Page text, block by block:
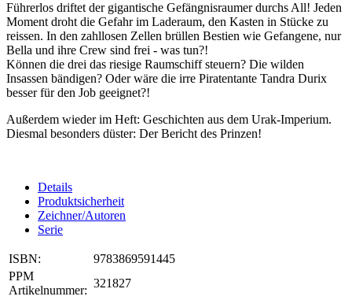
Führerlos driftet der gigantische Gefängnisraumer durchs All! Jeden
Moment droht die Gefahr im Laderaum, den Kasten in Stücke zu
reissen. In den zahllosen Zellen brüllen Bestien wie Gefangene, nur
Bella und ihre Crew sind frei - was tun?!
Können die drei das riesige Raumschiff steuern? Die wilden
Insassen bändigen? Oder wäre die irre Piratentante Tandra Durix
besser für den Job geeignet?!
Außerdem wieder im Heft: Geschichten aus dem Urak-Imperium.
Diesmal besonders düster: Der Bericht des Prinzen!
Details
Produktsicherheit
Zeichner/Autoren
Serie
ISBN:
9783869591445
PPM
Artikelnummer:
321827